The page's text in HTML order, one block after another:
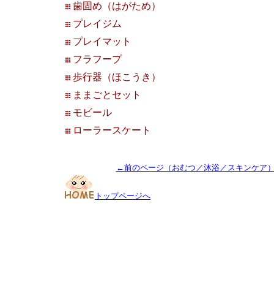
歯固め（はがため）
プレイジム
プレイマット
フラフープ
歩行器（ほこうき）
ままごとセット
モビール
ローラースケート
←前のページ（おむつ／沐浴／スキンケア
トップページへ